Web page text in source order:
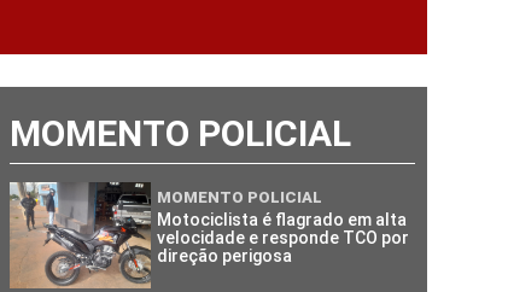
MOMENTO POLICIAL
MOMENTO POLICIAL
Motociclista é flagrado em alta
velocidade e responde TCO por
direção perigosa